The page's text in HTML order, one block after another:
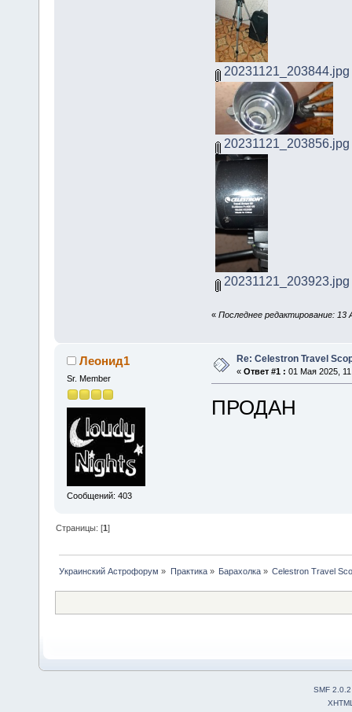
20231121_203844.jpg
20231121_203856.jpg
20231121_203923.jpg
« Последнее редактирование: 13
Леонид1
Sr. Member
Сообщений: 403
Re: Celestron Travel
« Ответ #1 : 01 Мая 2025,
ПРОДАН
Страницы: [1]
Украинский Астрофорум » Практика» Барахолка» Celestron Travel
SMF 2.0.2